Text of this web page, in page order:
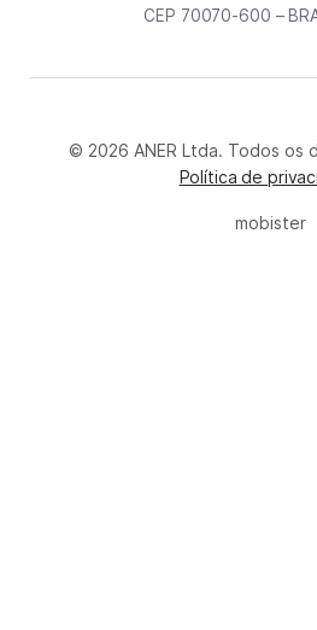
CEP 70070-600 –
© 2026 ANER Ltda. Todos os
Política de
mobister